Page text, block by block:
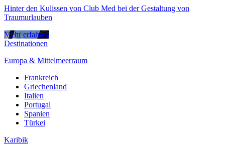
Hinter den Kulissen von Club Med bei der Gestaltung von
Traumurlauben
Mehr erfahren
Destinationen
Europa & Mittelmeerraum
Frankreich
Griechenland
Italien
Portugal
Spanien
Türkei
Karibik